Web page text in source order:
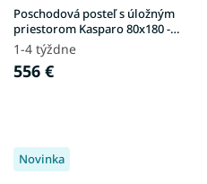
Poschodová posteľ s úložným
priestorom Kasparo 80x180 -
kašmír
1-4 týždne
556 €
Novinka